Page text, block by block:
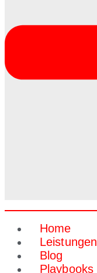
Home
Leistungen
Blog
Playbooks